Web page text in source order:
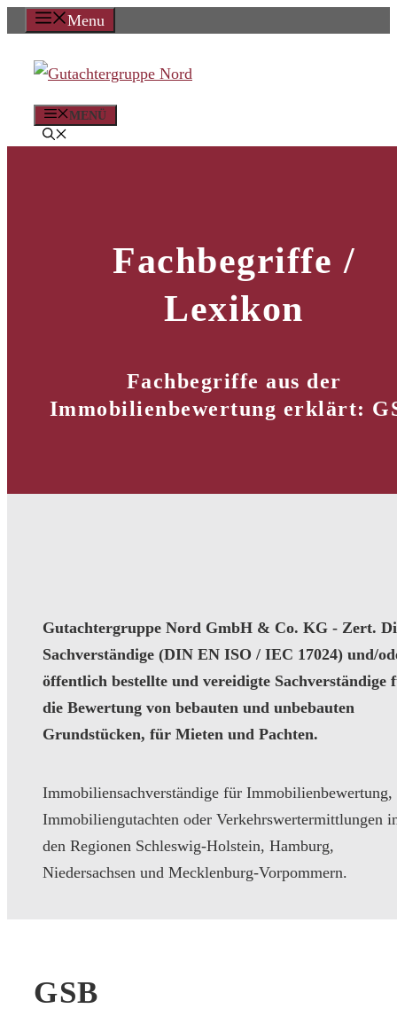
Zum
springen
Menu
MENÜ
Fachbegriffe /
Lexikon
Fachbegriffe aus der
Immobilienbewertung erklärt:
Gutachtergruppe Nord GmbH & Co. KG - Zert.
Sachverständige (DIN EN ISO / IEC 17024) und/
öffentlich bestellte und vereidigte Sachverständige
die Bewertung von bebauten und unbebauten
Grundstücken, für Mieten und Pachten.
Immobiliensachverständige für Immobilienbewertung,
Immobiliengutachten oder Verkehrswertermittlungen
den Regionen Schleswig-Holstein, Hamburg,
Niedersachsen und Mecklenburg-Vorpommern.
GSB